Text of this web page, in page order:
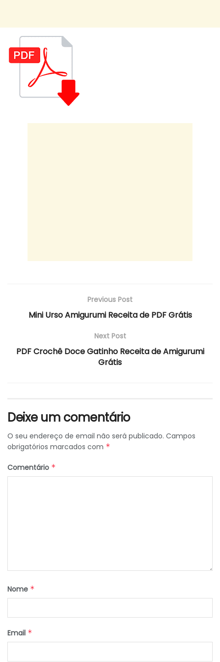
Previous Post
Mini Urso Amigurumi Receita de PDF Grátis
Next Post
PDF Crochê Doce Gatinho Receita de Amigurumi
Grátis
Deixe um comentário
O seu endereço de email não será publicado. Campos
obrigatórios marcados com *
Comentário *
Nome *
Email *